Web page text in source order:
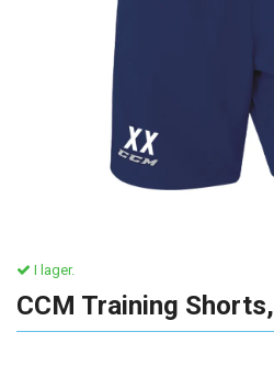
I lager.
CCM Training